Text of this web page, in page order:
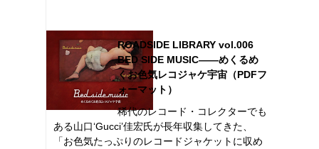
ROADSIDE LIBRARY vol.006
BED SIDE MUSIC――めくるめ
くお色気レコジャケ宇宙（PDFフ
ォーマット）
稀代のレコード・コレクターでも
ある山口‘Gucci’佳宏氏が長年収集してきた、
「お色気たっぷりのレコードジャケットに収め